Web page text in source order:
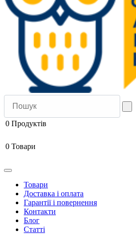
0 Продуктів
0 Товари
Товари
Доставка і оплата
Гарантії і повернення
Контакти
Блог
Статті